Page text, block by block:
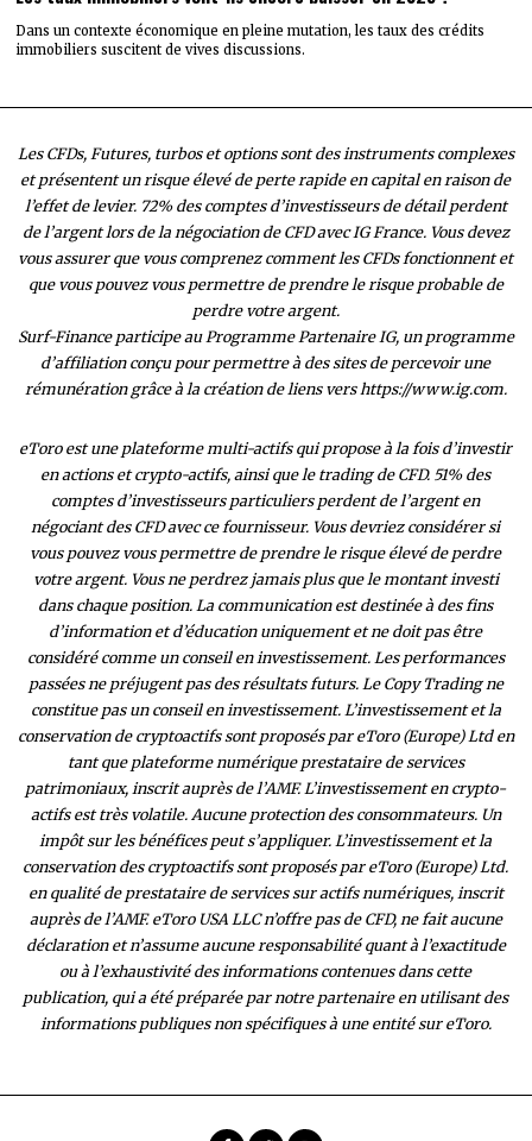
Dans un contexte économique en pleine mutation, les taux des crédits
immobiliers suscitent de vives discussions.
Les CFDs, Futures, turbos et options sont des instruments complexes
et présentent un risque élevé de perte rapide en capital en raison de
l’effet de levier. 72% des comptes d’investisseurs de détail perdent
de l’argent lors de la négociation de CFD avec IG France. Vous devez
vous assurer que vous comprenez comment les CFDs fonctionnent et
que vous pouvez vous permettre de prendre le risque probable de
perdre votre argent.
Surf-Finance participe au Programme Partenaire IG, un programme
d’affiliation conçu pour permettre à des sites de percevoir une
rémunération grâce à la création de liens vers https://www.ig.com.
eToro est une plateforme multi-actifs qui propose à la fois d’investir
en actions et crypto-actifs, ainsi que le trading de CFD. 51% des
comptes d’investisseurs particuliers perdent de l’argent en
négociant des CFD avec ce fournisseur. Vous devriez considérer si
vous pouvez vous permettre de prendre le risque élevé de perdre
votre argent. Vous ne perdrez jamais plus que le montant investi
dans chaque position. La communication est destinée à des fins
d’information et d’éducation uniquement et ne doit pas être
considéré comme un conseil en investissement. Les performances
passées ne préjugent pas des résultats futurs. Le Copy Trading ne
constitue pas un conseil en investissement. L’investissement et la
conservation de cryptoactifs sont proposés par eToro (Europe) Ltd en
tant que plateforme numérique prestataire de services
patrimoniaux, inscrit auprès de l’AMF. L’investissement en crypto-
actifs est très volatile. Aucune protection des consommateurs. Un
impôt sur les bénéfices peut s’appliquer. L’investissement et la
conservation des cryptoactifs sont proposés par eToro (Europe) Ltd.
en qualité de prestataire de services sur actifs numériques, inscrit
auprès de l’AMF. eToro USA LLC n’offre pas de CFD, ne fait aucune
déclaration et n’assume aucune responsabilité quant à l’exactitude
ou à l’exhaustivité des informations contenues dans cette
publication, qui a été préparée par notre partenaire en utilisant des
informations publiques non spécifiques à une entité sur eToro.